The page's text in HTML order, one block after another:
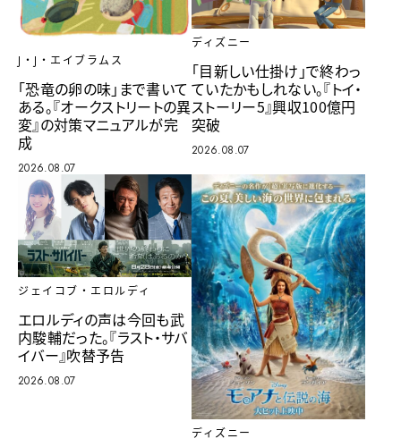
J・J・エイブラムス
「恐竜の卵の味」まで書いて
ある。『オークストリートの異
変』の対策マニュアルが完
成
2026.08.07
ディズニー
「目新しい仕掛け」で終わっ
ていたかもしれない。『トイ・
ストーリー5』興収100億円
突破
2026.08.07
ジェイコブ・エロルディ
エロルディの声は今回も武
内駿輔だった。『ラスト・サバ
イバー』吹替予告
2026.08.07
ディズニー